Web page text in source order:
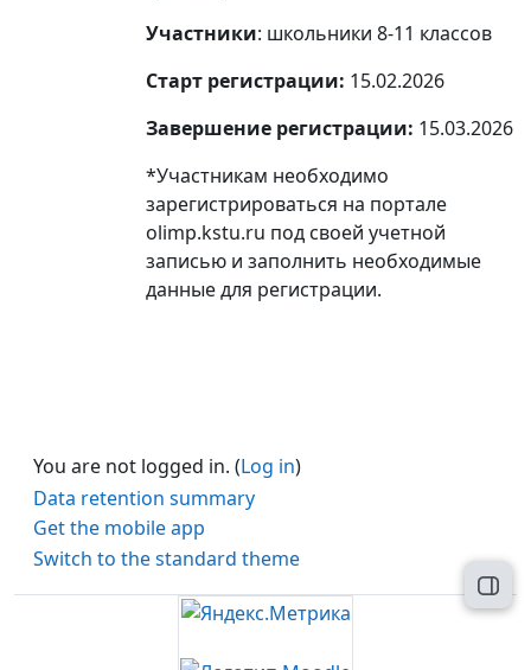
Участники: школьники 8-11 классов
Старт регистрации: 15.02.2026
Завершение регистрации: 15.03.2026
*Участникам необходимо
зарегистрироваться на портале
olimp.kstu.ru под своей учетной
записью и заполнить необходимые
данные для регистрации.
You are not logged in. (Log in)
Data retention summary
Get the mobile app
Switch to the standard theme